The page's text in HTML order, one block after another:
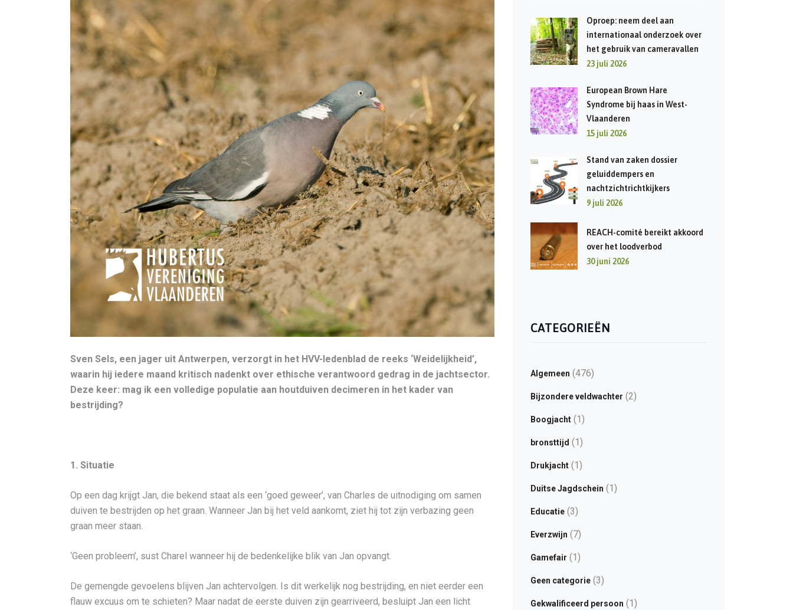
Sven Sels, een jager uit Antwerpen, verzorgt in het HVV-ledenblad de reeks ‘Weidelijkheid’,
waarin hij iedere maand kritisch nadenkt over ethische verantwoord gedrag in de jachtsector.
Deze keer: mag ik een volledige populatie aan houtduiven decimeren in het kader van
bestrijding?
1. Situatie
Op een dag krijgt Jan, die bekend staat als een ‘goed geweer’, van Charles de uitnodiging om samen
duiven te bestrijden op het graan. Wanneer Jan bij het veld aankomt, ziet hij tot zijn verbazing geen
graan meer staan.
‘Geen probleem’, sust Charel wanneer hij de bedenkelijke blik van Jan opvangt.
De gemengde gevoelens blijven Jan achtervolgen. Is dit werkelijk nog bestrijding, en niet eerder een
flauw excuus om te schieten? Maar nadat de eerste duiven zijn gearriveerd, besluipt Jan een licht
Oproep: neem deel aan
internationaal onderzoek over
het gebruik van cameravallen
23 juli 2026
European Brown Hare
Syndrome bij haas in West-
Vlaanderen
15 juli 2026
Stand van zaken dossier
geluiddempers en
nachtzichtrichtkijkers
9 juli 2026
REACH-comité bereikt akkoord
over het loodverbod
30 juni 2026
CATEGORIEËN
Algemeen (476)
Bijzondere veldwachter (2)
Boogjacht(1)
bronsttijd (1)
Drukjacht(1)
Duitse Jagdschein (1)
Educatie(3)
Everzwijn (7)
Gamefair (1)
Geen categorie(3)
Gekwalificeerd persoon (1)